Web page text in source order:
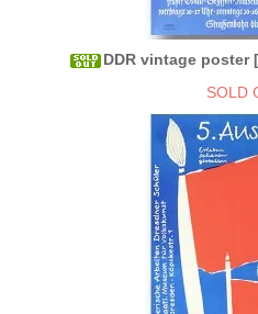
DDR vintage poster
SOLD